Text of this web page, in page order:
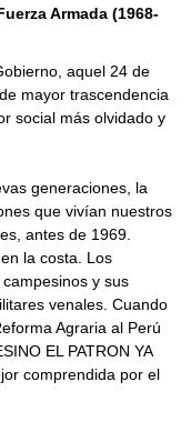
Armada (1968-
aquel 24 de
mayor trascendencia
social más olvidado y
generaciones, la
que vivían nuestros
antes de 1969.
la costa. Los
y sus
venales. Cuando
Agraria al Perú
EL PATRON YA
comprendida por el